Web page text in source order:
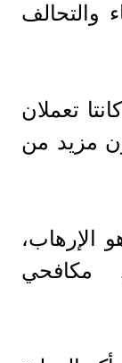
والتحالف
تعملان
مزيد من
الإرهاب،
مكافحي